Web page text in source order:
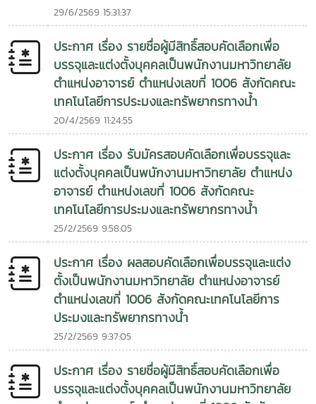
of Fisheries Technology and Aquatic Resources, Maejo
University, organized a training program entitled
“Aquatic Product Processing: Fish and Shrimp Spring
Rolls and Fish and Shrimp Dumplings” at the Faculty of
Fisheries Technology and Aquatic Resources, Maejo
University. More than 40 teachers and students
participated in the activity.The opening ceremony was
presided over by Associate Professor Dr.Apinun
Suvarnaraksha, who officially opened the program and
presented certificates to the participants.The training
was conducted by the Faculty’s Academic Services
Committee, led by Dr. Nongponga Saengcharoen and
Thanawat King-inMs. Nuntaka PrathumthaMs.
Pannaphat Yotha, and Ms. Wararin Jankhong,
undergraduate students from the Program in Fisheries
and Aquatic Production Innovation. The team actively
shared knowledge and provided close supervision
during the hands-on training sessions.The program
consisted of both theoretical and practical components.
Participants learned the principles of aquatic product
processing and value addition, followed by practical
training in the production of fish and shrimp spring
Arts and Cultural Promotion, Maejo UniversityThe
ceremony was conducted with the aim of promoting
and preserving Buddhism while continuing the long-
standing tradition of the Buddhist Lent season. The
event provided an opportunity for members of the
university community to come together in a
meaningful religious and cultural activity, fostering
moral values, unity, and a sense of social
responsibility.In addition, the ceremony reflected the
university’s commitment to preserving Thailand’s rich
cultural heritage and cherished traditions. Through
active participation, the Faculty of Fisheries Technology
and Aquatic Resources reaffirmed its dedication to
supporting cultural and religious activities that
strengthen community engagement and help sustain
valuable traditions for future generations.
29/6/2569 15:31:37
ประกาศ เรื่อง รายชื่อผู้มีสิทธิ์สอบคัดเลือกเพื่อ
บรรจุและแต่งตั้งบุคคลเป็นพนักงานมหาวิทยาลัย
ตำแหน่งอาจารย์ ตำแหน่งเลขที่ 1006 สังกัดคณะ
เทคโนโลยีการประมงและทรัพยากรทางน้ำ
20/4/2569 11:24:55
ประกาศ เรื่อง รับมัครสอบคัดเลือกเพื่อบรรจุและ
แต่งตั้งบุคคลเป็นพนักงานมหาวิทยาลัย ตำแหน่ง
อาจารย์ ตำแหน่งเลขที่ 1006 สังกัดคณะ
เทคโนโลยีการประมงและทรัพยากรทางน้ำ
25/2/2569 9:58:05
ประกาศ เรื่อง ผลสอบคัดเลือกเพื่อบรรจุและแต่ง
ตั้งเป็นพนักงานมหาวิทยาลัย ตำแหน่งอาจารย์
ตำแหน่งเลขที่ 1006 สังกัดคณะเทคโนโลยีการ
ประมงและทรัพยากรทางน้ำ
25/2/2569 9:37:05
ประกาศ เรื่อง รายชื่อผู้มีสิทธิ์สอบคัดเลือกเพื่อ
บรรจุและแต่งตั้งบุคคลเป็นพนักงานมหาวิทยาลัย